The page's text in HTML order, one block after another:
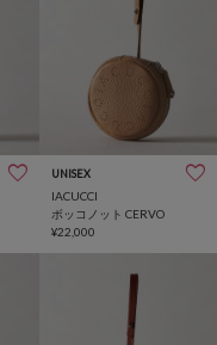
UNISEX
IACUCCI
ボッコノット CERVO
¥22,000